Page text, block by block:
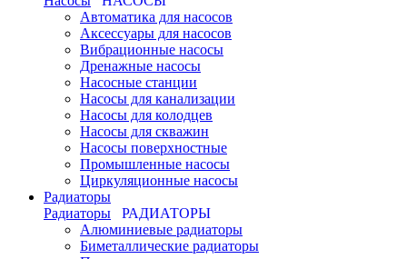
Автоматика для насосов
Аксессуары для насосов
Вибрационные насосы
Дренажные насосы
Насосные станции
Насосы для канализации
Насосы для колодцев
Насосы для скважин
Насосы поверхностные
Промышленные насосы
Циркуляционные насосы
Радиаторы
Радиаторы
РАДИАТОРЫ
Алюминиевые радиаторы
Биметаллические радиаторы